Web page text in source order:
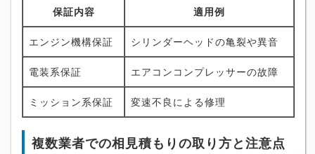
保証内容 適用例
エンジン機構保証 シリンダーヘッドの亀裂や異音
電装系保証 エアコンコンプレッサーの故障
ミッション系保証 変速不良による修理
複数業者での相見積もりの取り方と注意点